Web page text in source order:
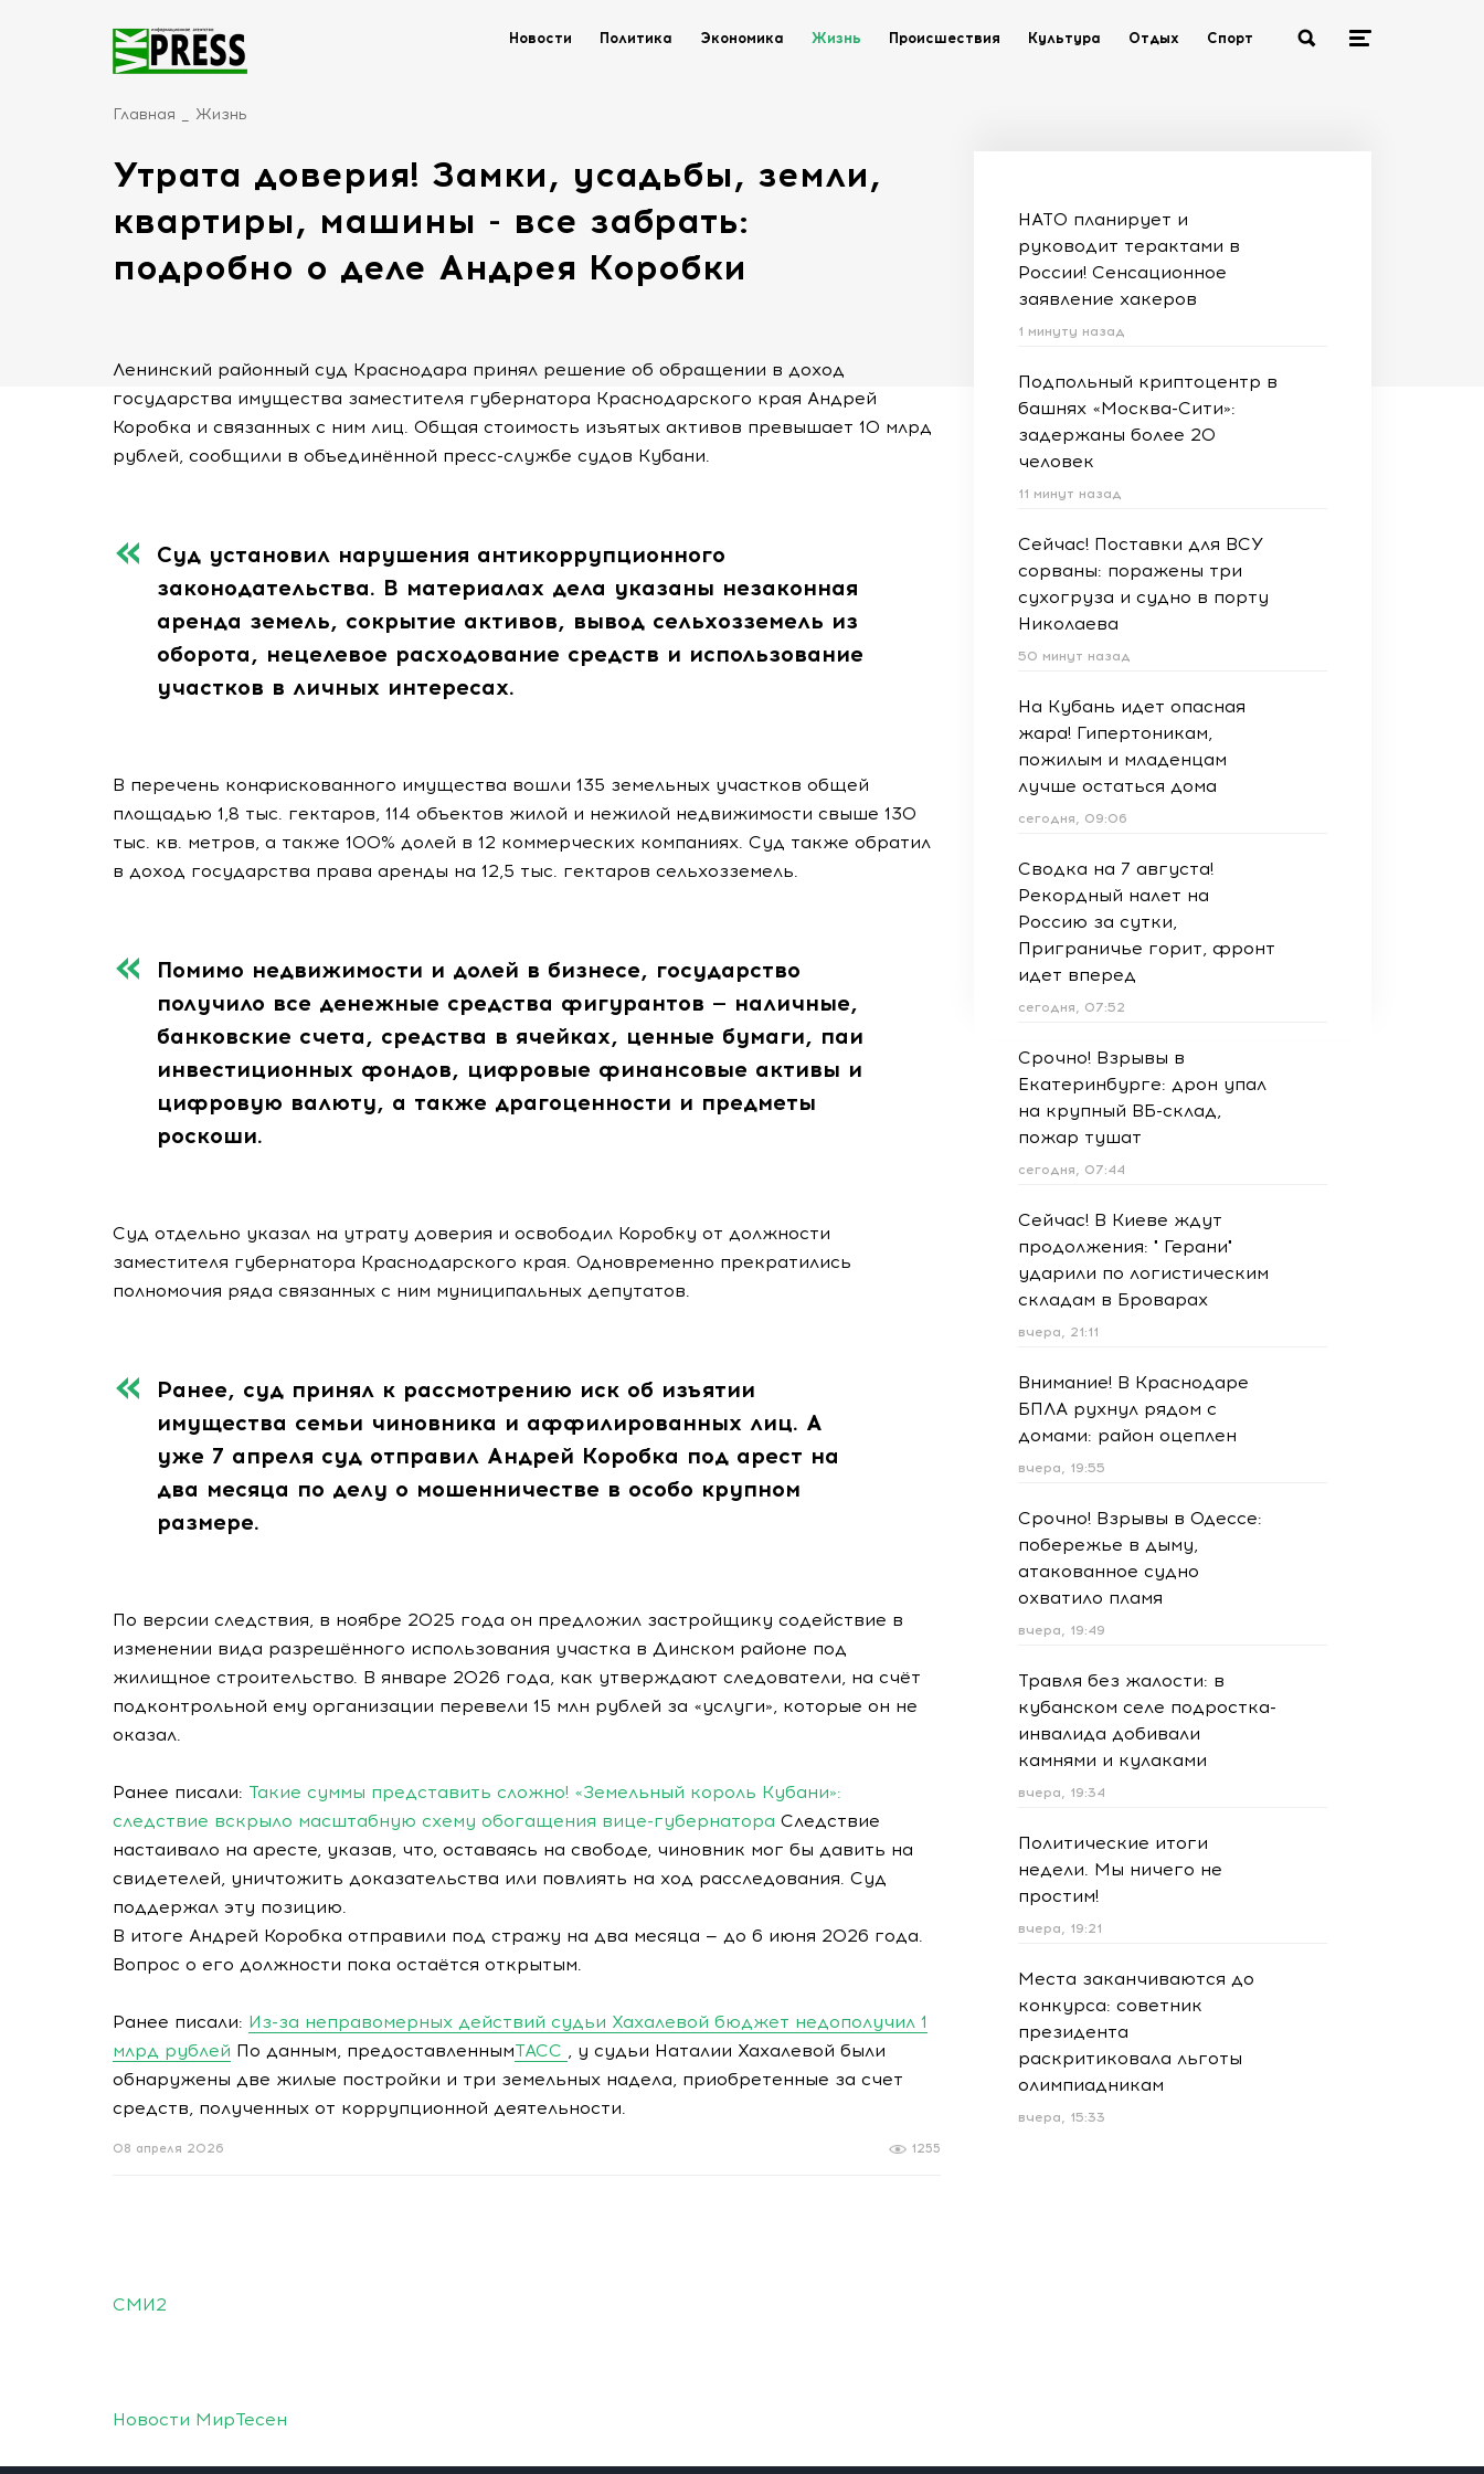
Новости Политика Экономика Жизнь Происшествия Культура Отдых Спорт
Главная Жизнь
Утрата доверия! Замки, усадьбы, земли,
квартиры, машины - все забрать:
подробно о деле Андрея Коробки
Ленинский районный суд Краснодара принял решение об обращении в доход
государства имущества заместителя губернатора Краснодарского края Андрей
Коробка и связанных с ним лиц. Общая стоимость изъятых активов превышает 10 млрд
рублей, сообщили в объединённой пресс-службе судов Кубани.
Суд установил нарушения антикоррупционного
законодательства. В материалах дела указаны незаконная
аренда земель, сокрытие активов, вывод сельхозземель из
оборота, нецелевое расходование средств и использование
участков в личных интересах.
В перечень конфискованного имущества вошли 135 земельных участков общей
площадью 1,8 тыс. гектаров, 114 объектов жилой и нежилой недвижимости свыше 130
тыс. кв. метров, а также 100% долей в 12 коммерческих компаниях. Суд также обратил
в доход государства права аренды на 12,5 тыс. гектаров сельхозземель.
Помимо недвижимости и долей в бизнесе, государство
получило все денежные средства фигурантов — наличные,
банковские счета, средства в ячейках, ценные бумаги, паи
инвестиционных фондов, цифровые финансовые активы и
цифровую валюту, а также драгоценности и предметы
роскоши.
Суд отдельно указал на утрату доверия и освободил Коробку от должности
заместителя губернатора Краснодарского края. Одновременно прекратились
полномочия ряда связанных с ним муниципальных депутатов.
Ранее, суд принял к рассмотрению иск об изъятии
имущества семьи чиновника и аффилированных лиц. А
уже 7 апреля суд отправил Андрей Коробка под арест на
два месяца по делу о мошенничестве в особо крупном
размере.
По версии следствия, в ноябре 2025 года он предложил застройщику содействие в
изменении вида разрешённого использования участка в Динском районе под
жилищное строительство. В январе 2026 года, как утверждают следователи, на счёт
подконтрольной ему организации перевели 15 млн рублей за «услуги», которые он не
оказал.
Ранее писали: Такие суммы представить сложно! «Земельный король Кубани»:
следствие вскрыло масштабную схему обогащения вице-губернатора Следствие
настаивало на аресте, указав, что, оставаясь на свободе, чиновник мог бы давить на
свидетелей, уничтожить доказательства или повлиять на ход расследования. Суд
поддержал эту позицию.
В итоге Андрей Коробка отправили под стражу на два месяца — до 6 июня 2026 года.
Вопрос о его должности пока остаётся открытым.
Ранее писали: Из-за неправомерных действий судьи Хахалевой бюджет недополучил 1
млрд рублей По данным, предоставленнымТАСС , у судьи Наталии Хахалевой были
обнаружены две жилые постройки и три земельных надела, приобретенные за счет
средств, полученных от коррупционной деятельности.
1255
08 апреля 2026
НАТО планирует и
руководит терактами в
России! Сенсационное
заявление хакеров
1 минуту назад
Подпольный криптоцентр в
башнях «Москва-Сити»:
задержаны более 20
человек
11 минут назад
Сейчас! Поставки для ВСУ
сорваны: поражены три
сухогруза и судно в порту
Николаева
50 минут назад
На Кубань идет опасная
жара! Гипертоникам,
пожилым и младенцам
лучше остаться дома
сегодня, 09:06
Сводка на 7 августа!
Рекордный налет на
Россию за сутки,
Приграничье горит, фронт
идет вперед
сегодня, 07:52
Срочно! Взрывы в
Екатеринбурге: дрон упал
на крупный ВБ-склад,
пожар тушат
сегодня, 07:44
Сейчас! В Киеве ждут
продолжения: " Герани"
ударили по логистическим
складам в Броварах
вчера, 21:11
Внимание! В Краснодаре
БПЛА рухнул рядом с
домами: район оцеплен
вчера, 19:55
Срочно! Взрывы в Одессе:
побережье в дыму,
атакованное судно
охватило пламя
вчера, 19:49
Травля без жалости: в
кубанском селе подростка-
инвалида добивали
камнями и кулаками
вчера, 19:34
Политические итоги
недели. Мы ничего не
простим!
вчера, 19:21
Места заканчиваются до
конкурса: советник
президента
раскритиковала льготы
олимпиадникам
вчера, 15:33
СМИ2
Новости МирТесен